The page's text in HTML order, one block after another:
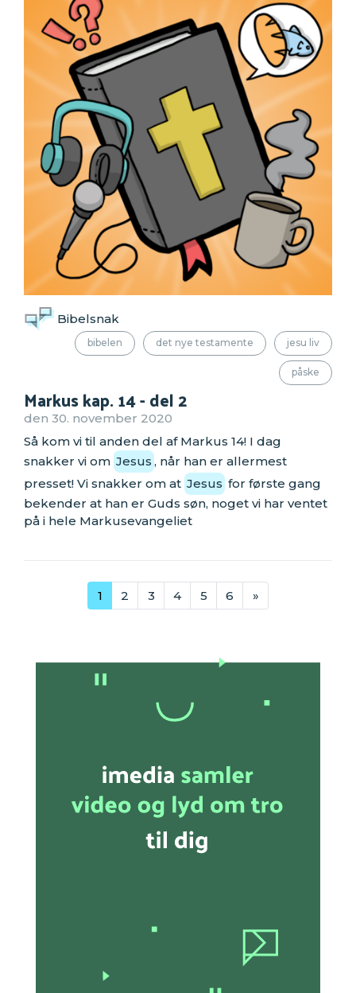
Bibelsnak
bibelen det nye testamente jesu liv
påske
Markus kap. 14 - del 2
den 30. november 2020
Så kom vi til anden del af Markus 14! I dag
snakker vi om Jesus , når han er allermest
presset! Vi snakker om at Jesus for første gang
bekender at han er Guds søn, noget vi har ventet
på i hele Markusevangeliet
1 2 3 4 5 6 »